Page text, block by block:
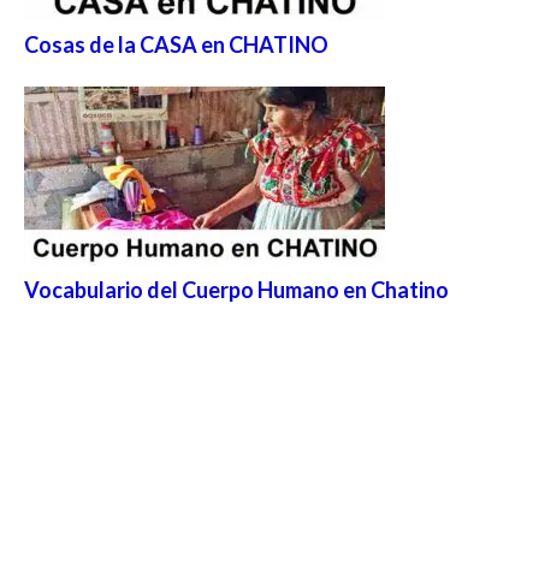
Cosas de la CASA en CHATINO
Vocabulario del Cuerpo Humano en Chatino